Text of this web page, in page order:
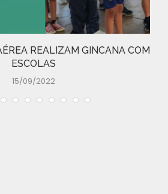
REALIZAM GINCANA COM
ESCOLAS
15/09/2022